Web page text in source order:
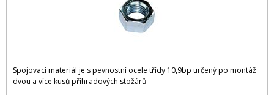
Spojovací materiál je s pevnostní ocele třídy 10,9bp určený po montáž
dvou a více kusů příhradových stožárů